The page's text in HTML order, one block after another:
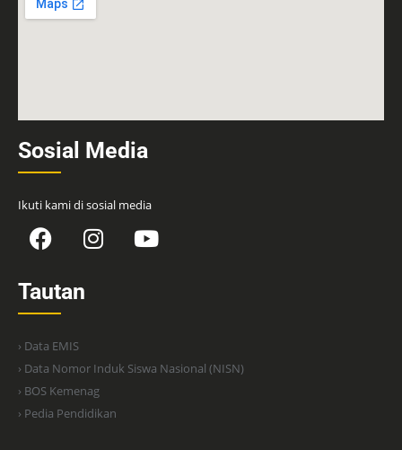
Sosial Media
Ikuti kami di sosial media
Tautan
› Data EMIS
› Data Nomor Induk Siswa Nasional (NISN)
› BOS Kemenag
› Pedia Pendidikan